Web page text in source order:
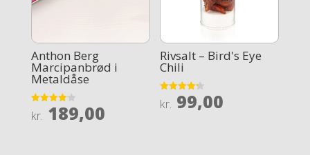
Anthon Berg
Marcipanbrød i
Metaldåse
Rated
4.1
kr. 189,00
Rivsalt – Bird's Eye
Chili
Rated
4.2
kr. 99,00